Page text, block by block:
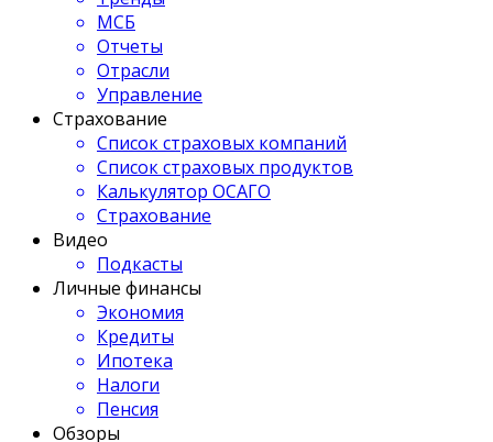
МСБ
Отчеты
Отрасли
Управление
Страхование
Список страховых компаний
Список страховых продуктов
Калькулятор ОСАГО
Страхование
Видео
Подкасты
Личные финансы
Экономия
Кредиты
Ипотека
Налоги
Пенсия
Обзоры